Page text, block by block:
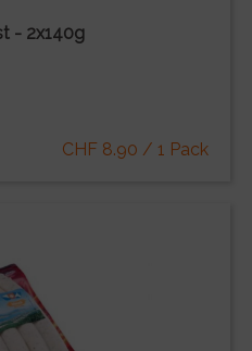
- 2x140g
CHF 8.90 / 1 Pack